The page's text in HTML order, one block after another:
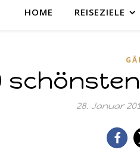
HOME REISEZIELE
28. Januar